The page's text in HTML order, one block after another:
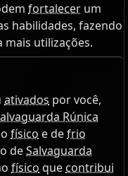
fortalecer um
habilidades, fazendo
mais utilizações.
ativados por você,
Rúnica
físico e defrio
deSalvaguarda
físico quecontribui